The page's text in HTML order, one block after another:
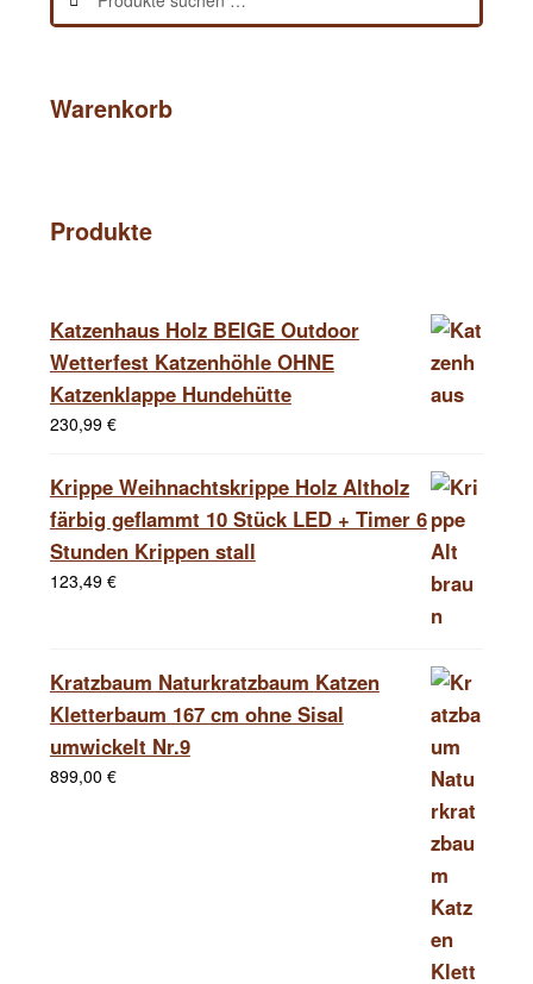
nach:
Warenkorb
Produkte
Katzenhaus Holz BEIGE Outdoor
Wetterfest Katzenhöhle OHNE
Katzenklappe Hundehütte
230,99 €
Krippe Weihnachtskrippe Holz Altholz
färbig geflammt 10 Stück LED + Timer 6
Stunden Krippen stall
123,49 €
Kratzbaum Naturkratzbaum Katzen
Kletterbaum 167 cm ohne Sisal
umwickelt Nr.9
899,00 €